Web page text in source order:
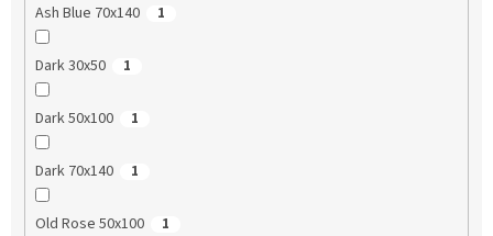
Ash Blue 70x140 1
Dark 30x50 1
Dark 50x100 1
Dark 70x140 1
Old Rose 50x100 1